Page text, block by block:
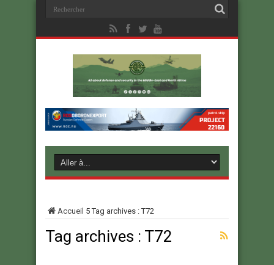
Accueil 5Tag archives : T72
Tag archives : T72